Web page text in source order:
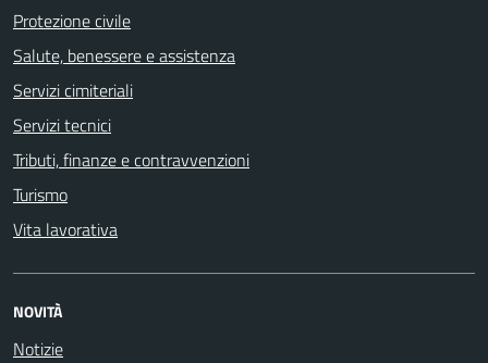
Protezione civile
Salute, benessere e assistenza
Servizi cimiteriali
Servizi tecnici
Tributi, finanze e contravvenzioni
Turismo
Vita lavorativa
NOVITÀ
Notizie